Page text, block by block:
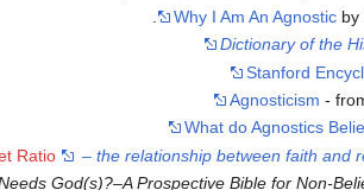
Why I Am An Agnosticby
Dictionary of the
Stanford
Agnosticism -
What do Agnostics
Ratio
– the relationship between faith and
God(s)?–A Prospective Bible for Non-